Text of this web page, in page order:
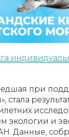
при
экологии и
Данные,